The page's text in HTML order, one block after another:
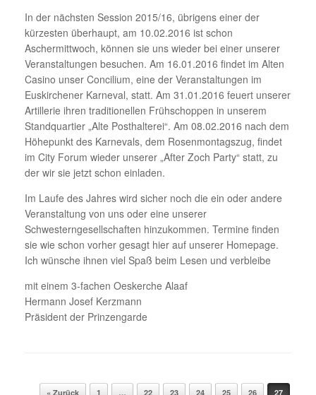
In der nächsten Session 2015/16, übrigens einer der
kürzesten überhaupt, am 10.02.2016 ist schon
Aschermittwoch, können sie uns wieder bei einer unserer
Veranstaltungen besuchen. Am 16.01.2016 findet im Alten
Casino unser Concilium, eine der Veranstaltungen im
Euskirchener Karneval, statt. Am 31.01.2016 feuert unserer
Artillerie ihren traditionellen Frühschoppen in unserem
Standquartier „Alte Posthalterei“. Am 08.02.2016 nach dem
Höhepunkt des Karnevals, dem Rosenmontagszug, findet
im City Forum wieder unserer „After Zoch Party“ statt, zu
der wir sie jetzt schon einladen.
Im Laufe des Jahres wird sicher noch die ein oder andere
Veranstaltung von uns oder eine unserer
Schwesterngesellschaften hinzukommen. Termine finden
sie wie schon vorher gesagt hier auf unserer Homepage.
Ich wünsche ihnen viel Spaß beim Lesen und verbleibe
mit einem 3-fachen Oeskerche Alaaf
Hermann Josef Kerzmann
Präsident der Prinzengarde
Beitragsnavigation
« Zurück 1 … 22 23 24 25 26 27